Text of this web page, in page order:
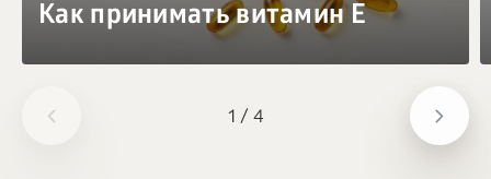
1 / 4
Как принимать витамин Е